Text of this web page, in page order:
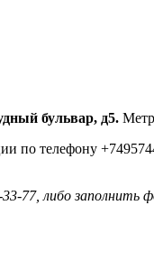
бульвар, д5.
77, либо